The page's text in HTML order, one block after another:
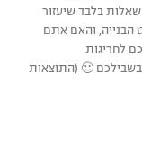
מאות אלפי שקלים). הכנתי לכם מבחן קצר של 6 שאלות בלבד שיעזור
הבנייה, והאם אתם
לחריגות
🙂 (התוצאות